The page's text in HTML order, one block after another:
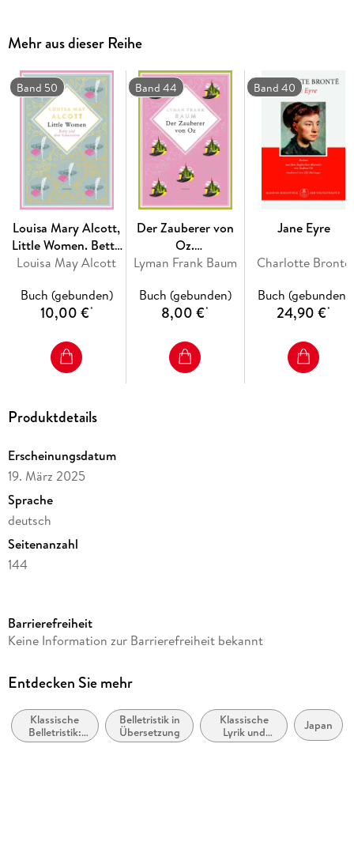
Geschichte.
Der Kultklassiker ist ein Millionenseller und eines der
meistverkauften Bücher in Japan
Dazais Meisterwerk ist ein Muss für Japan-Fans und für
alle, die Kafka, Murakami oder Dostojewski lesen
»Dazais letzter großer Roman 'Gezeichnet' machte ihn
endgültig zur Kultfigur der existentialistischen Jugend. «
Deutschlandfunk
»Dazais Verzweiflung hat etwas seltsam Anschmiegsames
an sich. Die Offenheit seiner Figuren gegenüber ihrer
Grausamkeit und ihrem Egoismus . . . macht sie
Mehr aus dieser Reihe
Band 50
Louisa Mary Alcott,
Little Women. Betty
und ihre Schwestern
Teil.
Schmuckausgabe
Louisa May Alcott
Buch (gebunden)
10,00 €*
Band 44
Der Zauberer von
Oz.
Schmuckausgabe
Lyman Frank Baum
Buch (gebunden)
8,00 €*
Band 40
Jane Eyre
Charlotte Brontë
Buch (gebunden)
24,90 €*
Produktdetails
Erscheinungsdatum
19. März 2025
Sprache
deutsch
Seitenanzahl
144
Autor/Autorin
Übersetzung
Verlag/Hersteller
Anaconda Verlag
Barrierefreiheit
Keine Information zur Barrierefreiheit bekannt
Entdecken Sie mehr
Klassische
Belletristik:
allgemein und
Belletristik in
Übersetzung
Klassische
Lyrik und
Dichtung (vor
Japan